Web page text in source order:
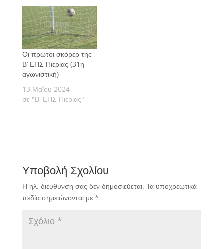
Οι πρώτοι σκόρερ της
Β’ ΕΠΣ Πιερίας (31η
αγωνιστική)
13 Μαΐου 2024
σε "Β' ΕΠΣ Πιερίας"
Υποβολή Σχολίου
Η ηλ. διεύθυνση σας δεν δημοσιεύεται. Τα υποχρεωτικά
πεδία σημειώνονται με *